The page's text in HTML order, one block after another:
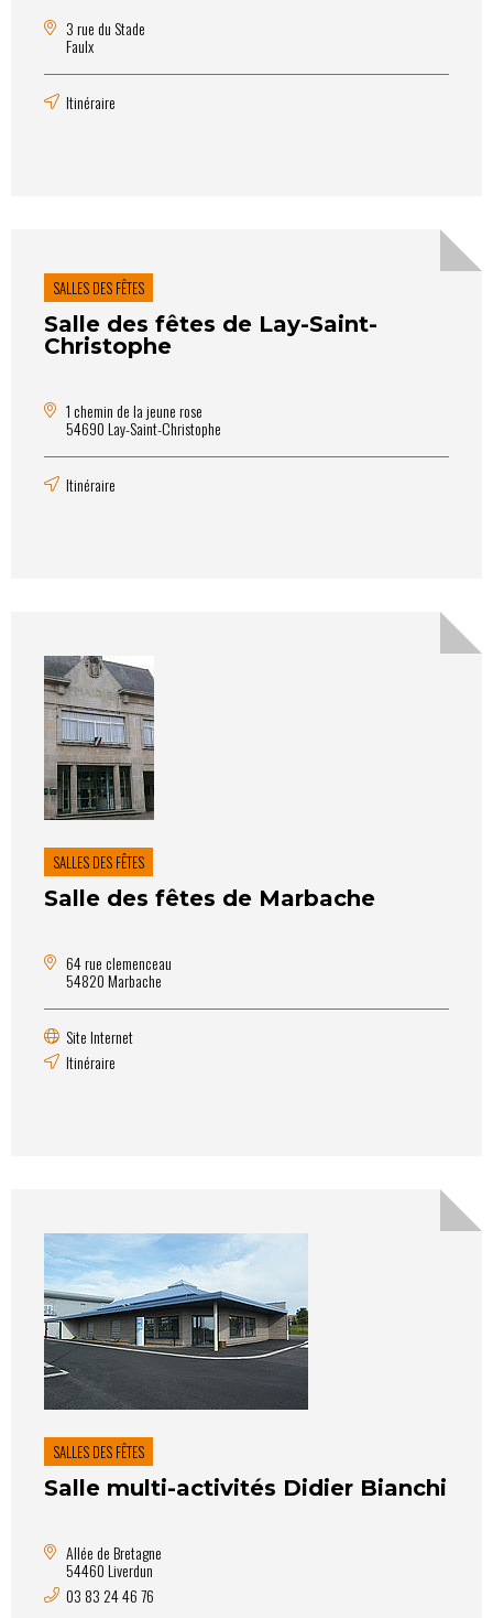
3 rue du Stade
Faulx
Itinéraire
SALLES DES FÊTES
Salle des fêtes de Lay-Saint-
Christophe
1 chemin de la jeune rose
54690 Lay-Saint-Christophe
Itinéraire
SALLES DES FÊTES
Salle des fêtes de Marbache
64 rue clemenceau
54820 Marbache
Site Internet
Itinéraire
SALLES DES FÊTES
Salle multi-activités Didier Bianchi
Allée de Bretagne
54460 Liverdun
03 83 24 46 76